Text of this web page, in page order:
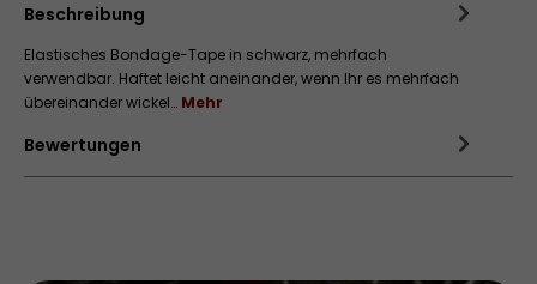
Beschreibung
Elastisches Bondage-Tape in schwarz, mehrfach
verwendbar. Haftet leicht aneinander, wenn Ihr es mehrfach
übereinander wickel… Mehr
Bewertungen